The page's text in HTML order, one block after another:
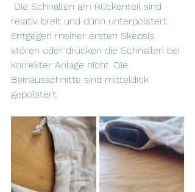
Die Schnallen am Rückenteil sind
relativ breit und dünn unterpolstert.
Entgegen meiner ersten Skepsis
stören oder drücken die Schnallen bei
korrekter Anlage nicht. Die
Beinausschnitte sind mitteldick
gepolstert.